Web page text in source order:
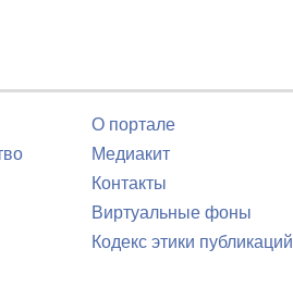
О портале
Медиакит
Контакты
Виртуальные фоны
Кодекс этики публикаций